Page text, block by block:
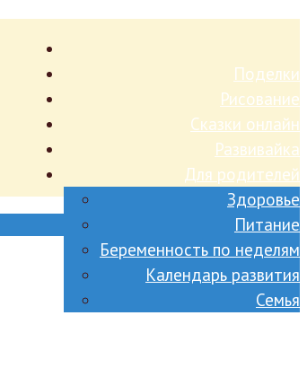
Поделки
Рисование
Сказки онлайн
Развивайка
Для родителей
Здоровье
Питание
Беременность по неделям
Календарь развития
Семья